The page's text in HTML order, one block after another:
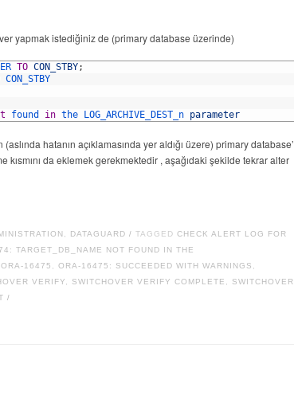
yapmak istediğiniz de (primary database üzerinde)
TO CON_STBY;
CON_STBY
found in the LOG_ARCHIVE_DEST_n parameter
(aslında hatanın açıklamasında yer aldığı üzere) primary database’
da eklemek gerekmektedir , aşağıdaki şekilde tekrar alter
DATAGUARD / TAGGED CHECK ALERT LOG FOR
TARGET_DB_NAME NOT FOUND IN THE
ORA-16475 ORA-16475: SUCCEEDED WITH WARNINGS
VERIFY SWITCHOVER VERIFY COMPLETE
SWITCHOVER
/